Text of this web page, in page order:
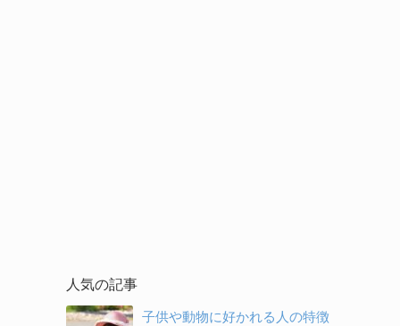
人気の記事
子供や動物に好かれる人の特徴